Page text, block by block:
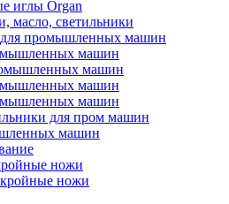
иглы Organ
масло, светильники
для промышленных машин
машин
машин
машин
машин
для пром машин
машин
ножи
ножи